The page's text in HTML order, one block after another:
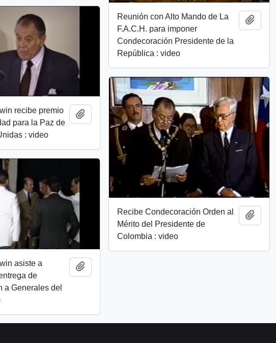
Reunión con Alto Mando de La
F.A.C.H. para imponer
Condecoración Presidente de la
República : video
recibe premio
para la Paz de
: video
Añadir al portapapeles
Recibe Condecoración Orden al
Mérito del Presidente de
Colombia : video
asiste a
de
a Generales del
Añadir al portapapeles